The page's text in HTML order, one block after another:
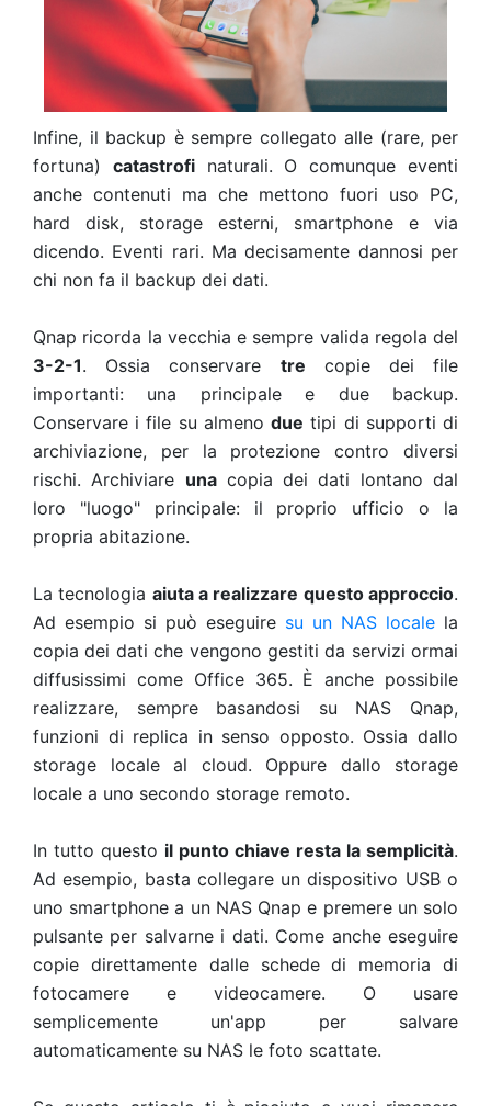
Infine, il backup è sempre collegato alle (rare, per
fortuna) catastrofinaturali. O comunque eventi
anche contenuti ma che mettono fuori uso PC,
hard disk, storage esterni, smartphone e via
dicendo. Eventi rari. Ma decisamente dannosi per
chi non fa il backup dei dati.
Qnap ricorda la vecchia e sempre valida regola del
3-2-1. Ossia conservare tre copie dei file
importanti: una principale e due backup.
Conservare i file su almenodue tipi di supporti di
archiviazione, per la protezione contro diversi
rischi. Archiviare unacopia dei dati lontano dal
loro "luogo" principale: il proprio ufficio o la
propria abitazione.
La tecnologia aiuta a realizzare questo approccio.
Ad esempio si può eseguire su un NAS locale la
copia dei dati che vengono gestiti da servizi ormai
diffusissimi come Office 365. È anche possibile
realizzare, sempre basandosi su NAS Qnap,
funzioni di replica in senso opposto. Ossia dallo
storage locale al cloud. Oppure dallo storage
locale a uno secondo storage remoto.
In tutto questo il punto chiave resta la semplicità.
Ad esempio, basta collegare un dispositivo USB o
uno smartphone a un NAS Qnap e premere un solo
pulsante per salvarne i dati. Come anche eseguire
copie direttamente dalle schede di memoria di
fotocamere e videocamere. O usare
semplicemente un'app per salvare
automaticamente su NAS le foto scattate.